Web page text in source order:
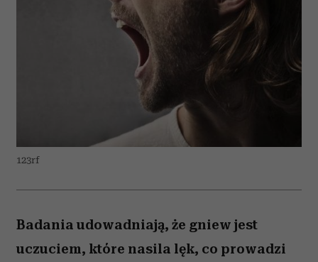
123rf
Badania udowadniają, że gniew jest
uczuciem, które nasila lęk, co prowadzi